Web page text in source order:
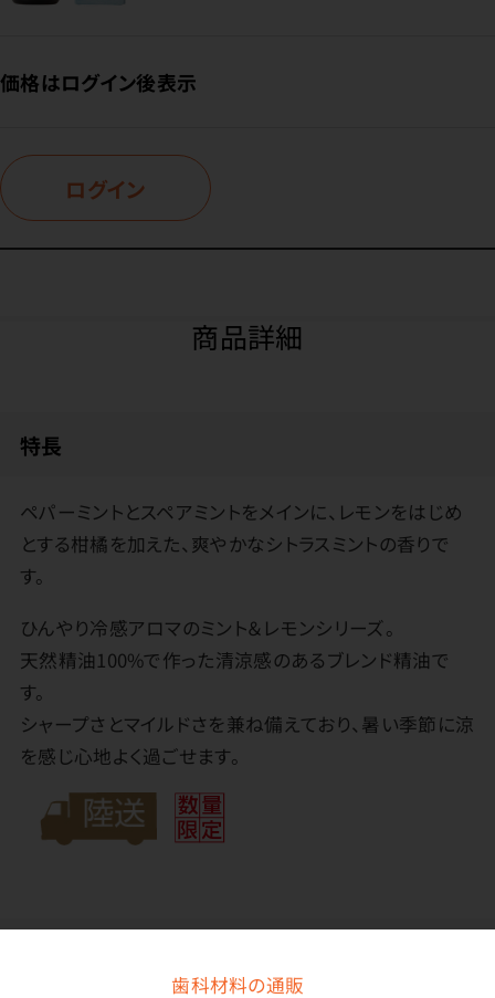
歯科材料の通販
価格はログイン後表示
ログイン
商品詳細
特長
ペパーミントとスペアミントをメインに、レモンをはじめ
とする柑橘を加えた、爽やかなシトラスミントの香りで
す。
ひんやり冷感アロマのミント＆レモンシリーズ。
天然精油100%で作った清涼感のあるブレンド精油で
す。
シャープさとマイルドさを兼ね備えており、暑い季節に涼
を感じ心地よく過ごせます。